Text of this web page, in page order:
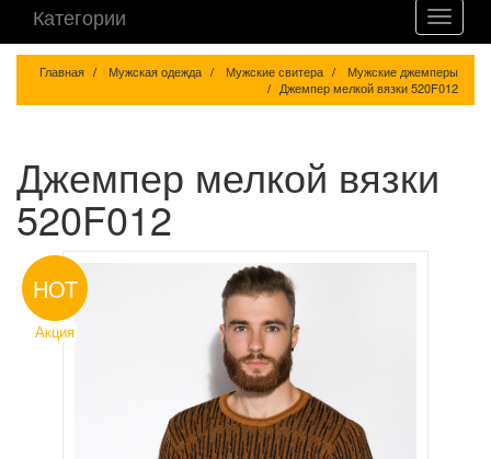
Категории
Главная Мужская одежда Мужские свитера
Мужские джемперы
Джемпер мелкой вязки 520F012
Джемпер мелкой вязки
520F012
HOT
Акция